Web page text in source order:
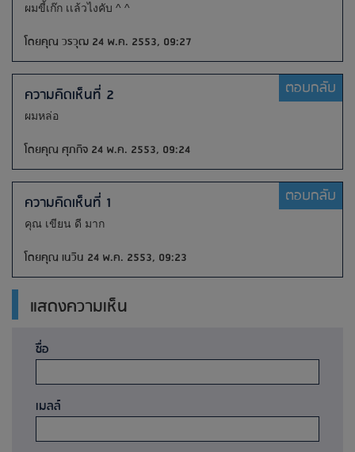
ผมขี้เก๊ก เเล้วไงคับ ^ ^
โดยคุณ วรวุฒ 24 พ.ค. 2553, 09:27
ความคิดเห็นที่ 2 ตอบกลับ
ผมหล่อ
โดยคุณ ศุภกิจ 24 พ.ค. 2553, 09:24
ความคิดเห็นที่ 1 ตอบกลับ
คุณ เขียน ดี มาก
โดยคุณ เนวิน 24 พ.ค. 2553, 09:23
แสดงความเห็น
ชื่อ
เมลล์